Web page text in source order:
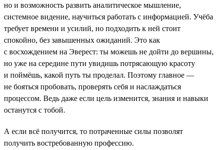
но и возможность развить аналитическое мышление,
системное видение, научиться работать с информацией. Учёба
требует времени и усилий, но подходить к ней стоит
спокойно, без завышенных ожиданий. Это как
с восхождением на Эверест: ты можешь не дойти до вершины,
но уже на середине пути увидишь потрясающую красоту
и поймёшь, какой путь ты проделал. Поэтому главное —
не бояться пробовать, проверять себя и наслаждаться
процессом. Ведь даже если цель изменится, знания и навыки
останутся с тобой.
А если всё получится, то потраченные силы позволят
получить востребованную профессию.